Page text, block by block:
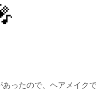
ったので、ヘアメイク